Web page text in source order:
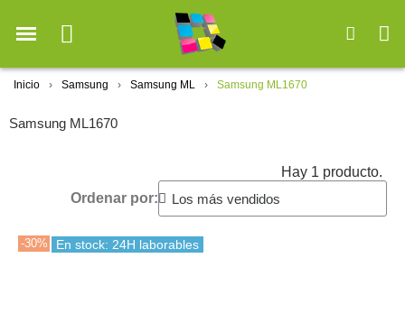
Inicio Samsung Samsung ML Samsung ML1670
Samsung ML1670
Hay 1 producto.
Ordenar por:
-30% En stock: 24H laborables